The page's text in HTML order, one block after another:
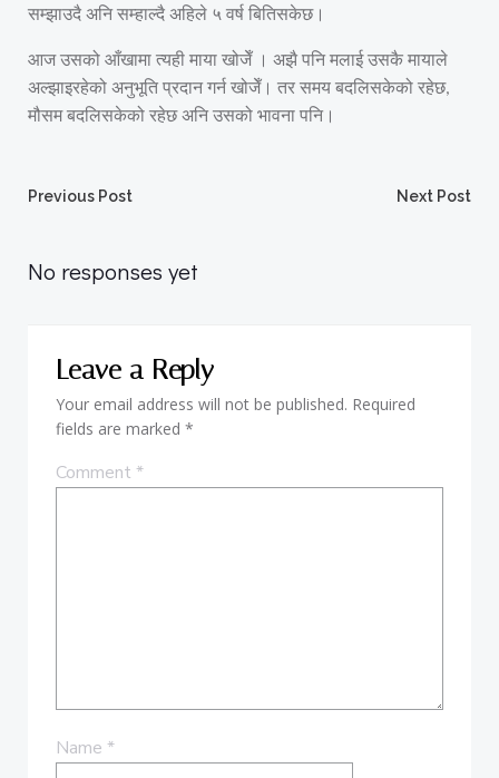
सम्झाउदै अनि सम्हाल्दै अहिले ५ वर्ष बितिसकेछ।
आज उसको आँखामा त्यही माया खोजेँ । अझै पनि मलाई उसकै मायाले
अल्झाइरहेको अनुभूति प्रदान गर्न खोजेँ। तर समय बदलिसकेको रहेछ,
मौसम बदलिसकेको रहेछ अनि उसको भावना पनि।
Post
navigation
Previous Post Next Post
No responses yet
Leave a Reply
Your email address will not be published. Required
fields are marked *
Comment *
Name *